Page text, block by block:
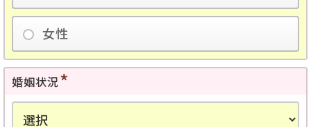
女性
婚姻状況